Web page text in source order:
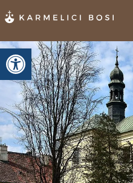
Otwórz pasek narzędzi